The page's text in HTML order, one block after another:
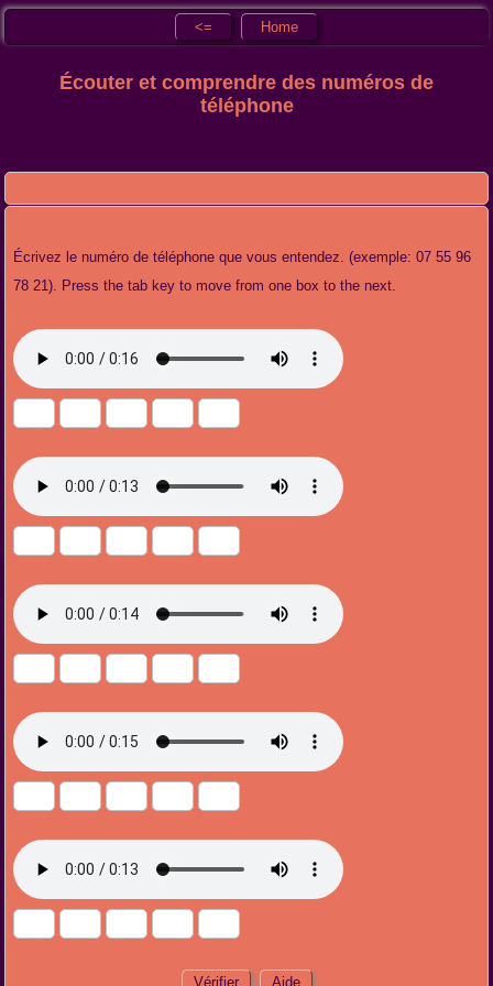
<= Home
Écouter et comprendre des numéros de
téléphone
Écrivez le numéro de téléphone que vous entendez. (exemple: 07 55 96
78 21). Press the tab key to move from one box to the next.
Vérifier Aide